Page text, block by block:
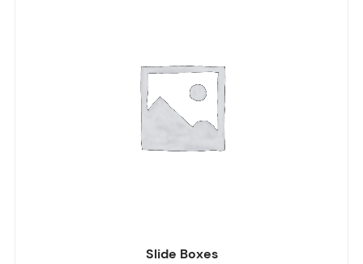
Slide Boxes